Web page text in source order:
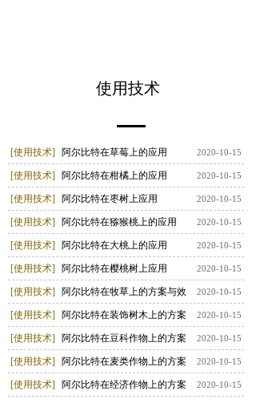
使用技术
[使用技术] 阿尔比特在草莓上的应用 2020-10-15
[使用技术] 阿尔比特在柑橘上的应用 2020-10-15
[使用技术] 阿尔比特在枣树上应用 2020-10-15
[使用技术] 阿尔比特在猕猴桃上的应用 2020-10-15
[使用技术] 阿尔比特在大桃上的应用 2020-10-15
[使用技术] 阿尔比特在樱桃树上应用 2020-10-15
[使用技术] 阿尔比特在牧草上的方案与效 2020-10-15
[使用技术] 阿尔比特在装饰树木上的方案 2020-10-15
[使用技术] 阿尔比特在豆科作物上的方案 2020-10-15
[使用技术] 阿尔比特在麦类作物上的方案 2020-10-15
[使用技术] 阿尔比特在经济作物上的方案 2020-10-15